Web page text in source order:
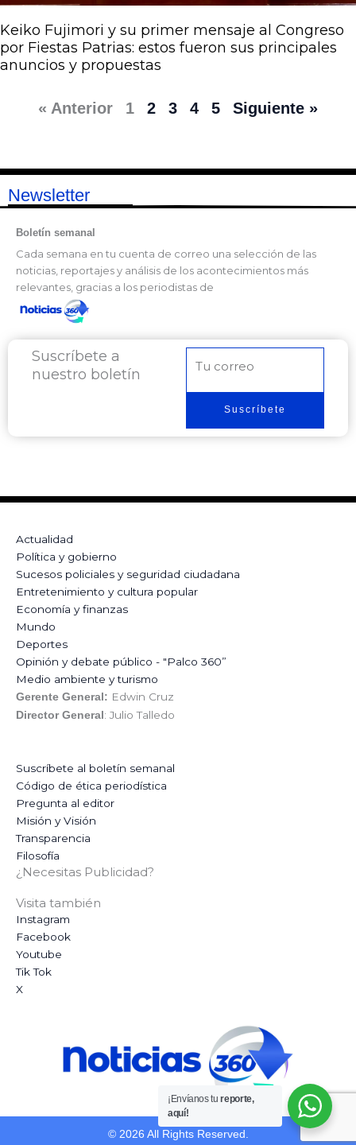
Keiko Fujimori y su primer mensaje al Congreso
por Fiestas Patrias: estos fueron sus principales
anuncios y propuestas
« Anterior 1 2 3 4 5 Siguiente »
Newsletter
Boletín semanal
Cada semana en tu cuenta de correo una selección de las
noticias, reportajes y análisis de los acontecimientos más
relevantes, gracias a los periodistas de
Suscríbete a
nuestro boletín
electrónico
Suscríbete
Actualidad
Política y gobierno
Sucesos policiales y seguridad ciudadana
Entretenimiento y cultura popular
Economía y finanzas
Mundo
Deportes
Opinión y debate público - "Palco 360”
Medio ambiente y turismo
Gerente General: Edwin Cruz
Director General : Julio Talledo
Suscríbete al boletín semanal
Código de ética periodística
Pregunta al editor
Misión y Visión
Transparencia
Filosofía
¿Necesitas Publicidad?
Visita también
Instagram
Facebook
Youtube
Tik Tok
X
© 2026 All Rights Reserved.
¡Envíanos tureporte,
aquí!